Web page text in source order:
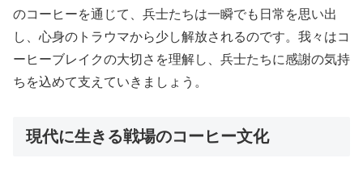
のコーヒーを通じて、兵士たちは一瞬でも日常を思い出
し、心身のトラウマから少し解放されるのです。我々はコ
ーヒーブレイクの大切さを理解し、兵士たちに感謝の気持
ちを込めて支えていきましょう。
現代に生きる戦場のコーヒー文化